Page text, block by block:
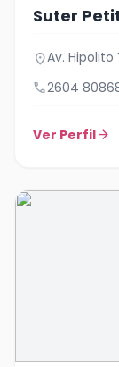
Suter
location_onAv. Hipolito
call2604
Ver Perfilarrow_forward